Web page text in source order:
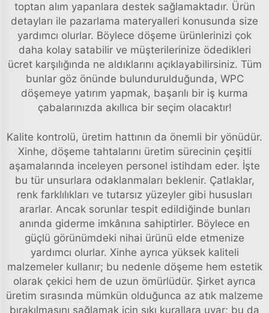
toptan alım yapanlara destek sağlamaktadır. Ürün
detayları ile pazarlama materyalleri konusunda size
yardımcı olurlar. Böylece döşeme ürünlerinizi çok
daha kolay satabilir ve müşterilerinize ödedikleri
ücret karşılığında ne aldıklarını açıklayabilirsiniz. Tüm
bunlar göz önünde bulundurulduğunda, WPC
döşemeye yatırım yapmak, başarılı bir iş kurma
çabalarınızda akıllıca bir seçim olacaktır!
Kalite kontrolü, üretim hattının da önemli bir yönüdür.
Xinhe, döşeme tahtalarını üretim sürecinin çeşitli
aşamalarında inceleyen personel istihdam eder. İşte
bu tür unsurlara odaklanmaları beklenir. Çatlaklar,
renk farklılıkları ve tutarsız yüzeyler gibi hususları
ararlar. Ancak sorunlar tespit edildiğinde bunları
anında giderme imkânına sahiptirler. Böylece en
güçlü görünümdeki nihai ürünü elde etmenize
yardımcı olurlar. Xinhe ayrıca yüksek kaliteli
malzemeler kullanır; bu nedenle döşeme hem estetik
olarak çekici hem de uzun ömürlüdür. Şirket ayrıca
üretim sırasında mümkün olduğunca az atık malzeme
bırakılmasını sağlamak için sıkı kurallara uyar; bu da